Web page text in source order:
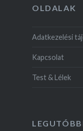
OLDALAK
Adatkezelési
Kapcsolat
Test & Lélek